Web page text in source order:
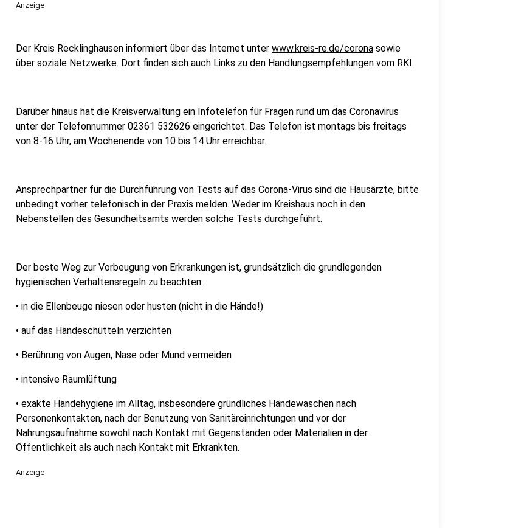
Anzeige
Der Kreis Recklinghausen informiert über das Internet unter www.kreis-re.de/corona sowie
über soziale Netzwerke. Dort finden sich auch Links zu den Handlungsempfehlungen vom RKI.
Darüber hinaus hat die Kreisverwaltung ein Infotelefon für Fragen rund um das Coronavirus
unter der Telefonnummer 02361 532626 eingerichtet. Das Telefon ist montags bis freitags
von 8-16 Uhr, am Wochenende von 10 bis 14 Uhr erreichbar.
Ansprechpartner für die Durchführung von Tests auf das Corona-Virus sind die Hausärzte, bitte
unbedingt vorher telefonisch in der Praxis melden. Weder im Kreishaus noch in den
Nebenstellen des Gesundheitsamts werden solche Tests durchgeführt.
Der beste Weg zur Vorbeugung von Erkrankungen ist, grundsätzlich die grundlegenden
hygienischen Verhaltensregeln zu beachten:
• in die Ellenbeuge niesen oder husten (nicht in die Hände!)
• auf das Händeschütteln verzichten
• Berührung von Augen, Nase oder Mund vermeiden
• intensive Raumlüftung
• exakte Händehygiene im Alltag, insbesondere gründliches Händewaschen nach
Personenkontakten, nach der Benutzung von Sanitäreinrichtungen und vor der
Nahrungsaufnahme sowohl nach Kontakt mit Gegenständen oder Materialien in der
Öffentlichkeit als auch nach Kontakt mit Erkrankten.
Anzeige